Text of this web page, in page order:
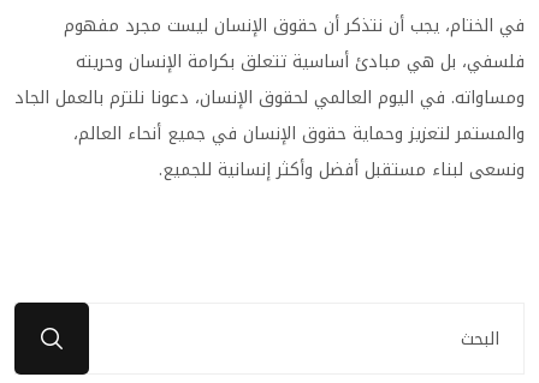
في الختام، يجب أن نتذكر أن حقوق الإنسان ليست مجرد مفهوم
فلسفي، بل هي مبادئ أساسية تتعلق بكرامة الإنسان وحريته
ومساواته. في اليوم العالمي لحقوق الإنسان، دعونا نلتزم بالعمل الجاد
والمستمر لتعزيز وحماية حقوق الإنسان في جميع أنحاء العالم،
ونسعى لبناء مستقبل أفضل وأكثر إنسانية للجميع.